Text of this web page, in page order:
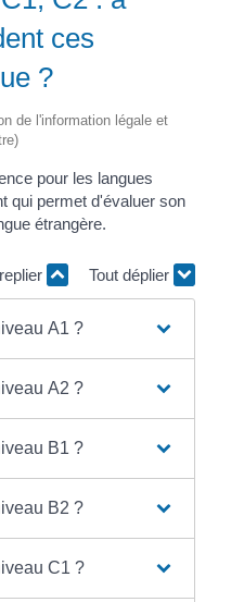
ces
?
de l'information légale et
pour les langues
qui permet d'évaluer son
étrangère.
Tout déplier
A1 ?
A2 ?
B1 ?
B2 ?
C1 ?